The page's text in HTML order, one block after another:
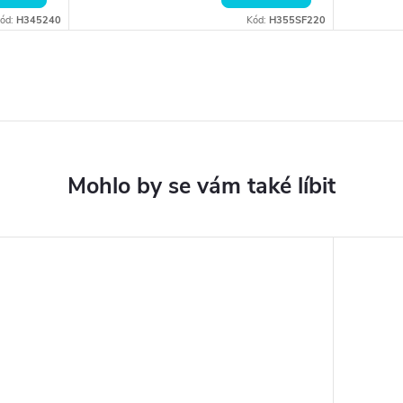
H345240 Kód: H355SF220